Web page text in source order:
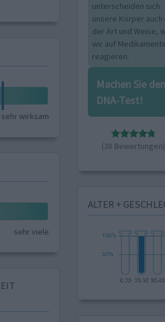
sehr wirksam
sehr viele
unterscheiden sich
unsere Körper auch
der Art und Weise,
wir auf
reagieren.
Machen Sie den
DNA-Test!
(38 Bewertungen)
ALTER +